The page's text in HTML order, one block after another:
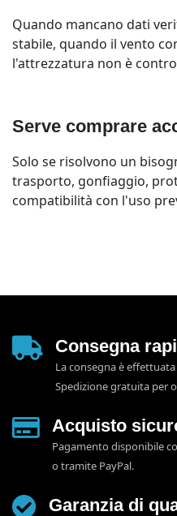
Quando mancano dati
stabile, quando il vento
l'attrezzatura non è
Serve comprare
Solo se risolvono un
trasporto, gonfiaggio,
compatibilità con l'uso
Consegna
La consegna è
Spedizione gratuita per
Acquisto
Pagamento disponibile
o tramite PayPal.
Garanzia di